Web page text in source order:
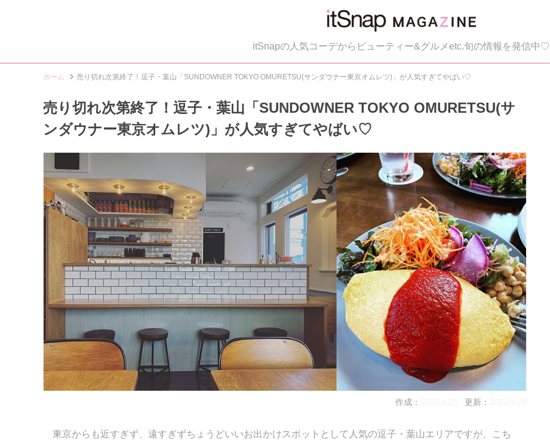
itSnapの人気コーデからビューティー&グルメetc.旬の情報を発信中♡
ホーム 売り切れ次第終了！逗子・葉山「SUNDOWNER TOKYO OMURETSU(サンダウナー東京オムレツ)」が人気すぎてやばい♡
売り切れ次第終了！逗子・葉山「SUNDOWNER TOKYO OMURETSU(サ
ンダウナー東京オムレツ)」が人気すぎてやばい♡
作成：2022.4.25 更新：2022.4.28
東京からも近すぎず、遠すぎずちょうどいいお出かけスポットとして人気の逗子・葉山エリアですが、こち